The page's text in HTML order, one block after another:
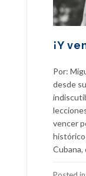
¡Y
Por:
desde
vencer
histórico
Cubana,